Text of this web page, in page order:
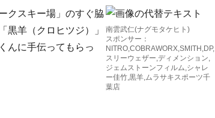
南雲武仁(ナグモタケヒト)
スポンサー：
NITRO,COBRAWORX,SMITH,DP,
スリーウェザー,ディメンション,
ジェムストーンフィルム,シャレ
ー佳竹,黒羊,ムラサキスポーツ千
葉店
クスキー場」のすぐ脇
黒羊（クロヒツジ）」
んに手伝ってもらっ